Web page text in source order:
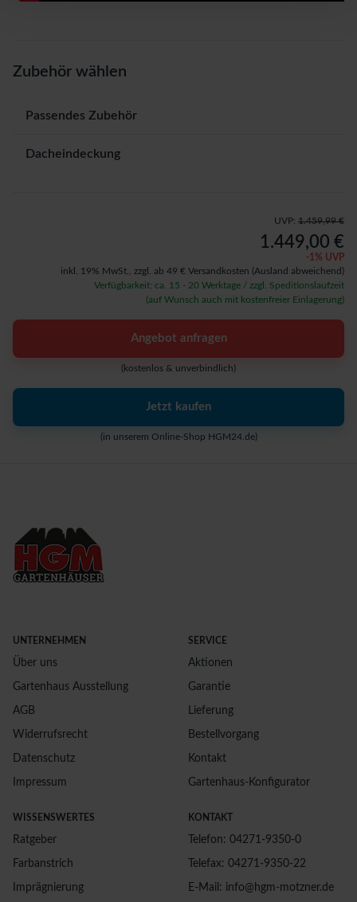
Zubehör wählen
Passendes Zubehör
Dacheindeckung
UVP: 1.459,99 €
1.449,00 €
-1 % UVP
inkl. 19% MwSt., zzgl. ab 49 € Versandkosten (Ausland abweichend)
Verfügbarkeit: ca. 15 - 20 Werktage / zzgl. Speditionslaufzeit
(auf Wunsch auch mit kostenfreier Einlagerung)
Angebot anfragen
(kostenlos & unverbindlich)
Jetzt kaufen
(in unserem Online-Shop HGM24.de)
UNTERNEHMEN
Über uns
Gartenhaus Ausstellung
AGB
Widerrufsrecht
Datenschutz
Impressum
SERVICE
Aktionen
Garantie
Lieferung
Bestellvorgang
Kontakt
Gartenhaus-Konfigurator
WISSENSWERTES
Ratgeber
Farbanstrich
Imprägnierung
KONTAKT
Telefon: 04271-9350-0
Telefax: 04271-9350-22
E-Mail: info@hgm-motzner.de